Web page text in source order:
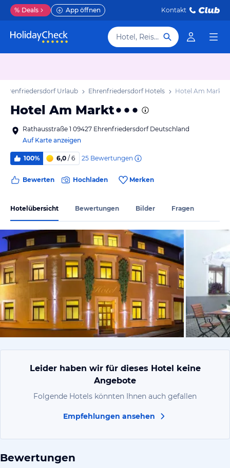
% Deals App öffnen Kontakt
Hotel, Reiseziel
Ehrenfriedersdorf Urlaub Ehrenfriedersdorf Hotels Hotel Am Markt
Hotel Am Markt
Rathausstraße 1 09427 Ehrenfriedersdorf Deutschland
Auf Karte anzeigen
100% 6,0 / 6 25 Bewertungen
Bewerten Hochladen Merken
Hotelübersicht Bewertungen Bilder Fragen
vom
Leider haben wir für dieses Hotel keine
Angebote
Folgende Hotels könnten Ihnen auch gefallen
Empfehlungen ansehen
Bewertungen